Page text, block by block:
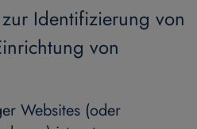
Identifizierung von
von
Websites (oder